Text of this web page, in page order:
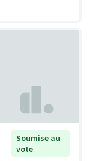
Soumise au
vote